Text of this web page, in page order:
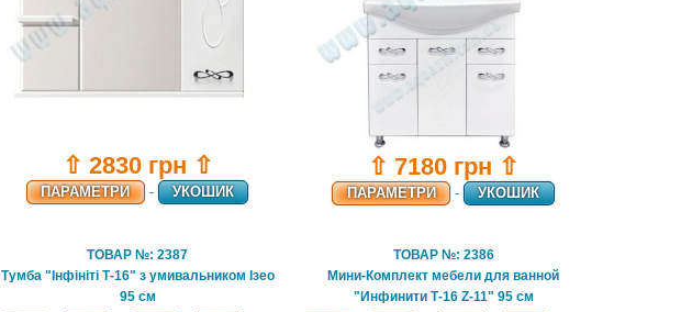
⇧ 2830 грн ⇧
ПАРАМЕТРИ - УКОШИК
⇧ 7180 грн ⇧
ПАРАМЕТРИ - УКОШИК
ТОВАР №: 2387
Тумба "Інфініті Т-16" з умивальником Ізео
95 см
ТОВАР №: 2386
Мини-Комплект мебели для ванной
"Инфинити Т-16 Z-11" 95 см